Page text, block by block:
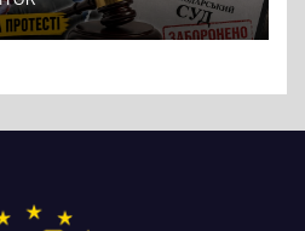
ТОВ «Омега